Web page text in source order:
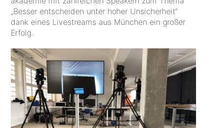
„Besser entscheiden unter hoher Unsicherheit“
dank eines Livestreams aus München ein großer
Erfolg.